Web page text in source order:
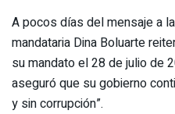
A pocos días del mensaje a
mandataria Dina Boluarte
su mandato el 28 de julio de
aseguró que su gobierno
y sin corrupción”.